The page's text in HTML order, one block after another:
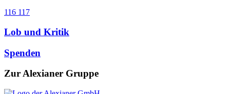
116 117
Lob und Kritik
Spenden
Zur Alexianer Gruppe